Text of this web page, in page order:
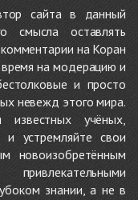
сайта в данный
смысла оставлять
на Коран
на модерацию и
и просто
невежд этого мира.
известных учёных,
устремляйте свои
новоизобретённым
знании, а не в